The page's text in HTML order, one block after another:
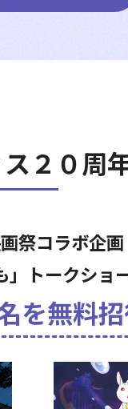
２０周
祭コラボ企画
トークショ
を無料